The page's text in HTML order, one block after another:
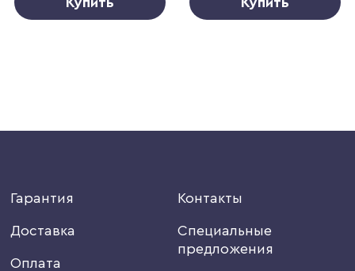
Гарантия
Доставка
Оплата
Контакты
Специальные
предложения